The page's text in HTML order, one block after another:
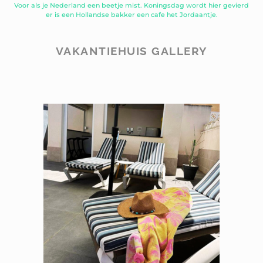
Voor als je Nederland een beetje mist. Koningsdag wordt hier gevierd
er is een Hollandse bakker een cafe het Jordaantje.
VAKANTIEHUIS GALLERY